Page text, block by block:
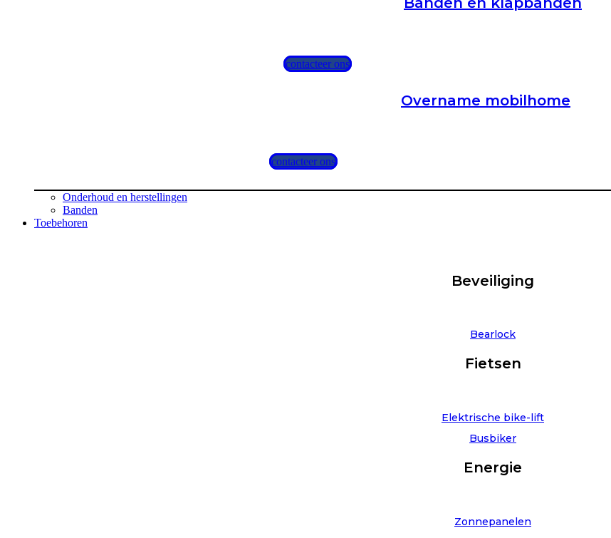
contacteer ons
Overname mobilhome
contacteer ons
Onderhoud en herstellingen
Banden
Toebehoren
Beveiliging
Bearlock
Fietsen
Elektrische bike-lift
Busbiker
Energie
Zonnepanelen